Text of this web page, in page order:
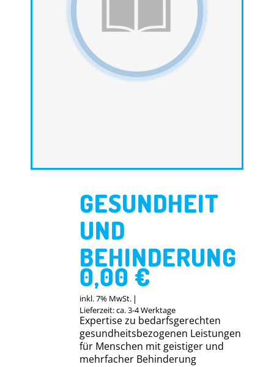
GESUNDHEIT
UND
BEHINDERUNG
0,00€
inkl. 7% MwSt.
Lieferzeit: ca. 3-4 Werktage
Expertise zu bedarfsgerechten
gesundheitsbezogenen Leistungen
für Menschen mit geistiger und
mehrfacher Behinderung